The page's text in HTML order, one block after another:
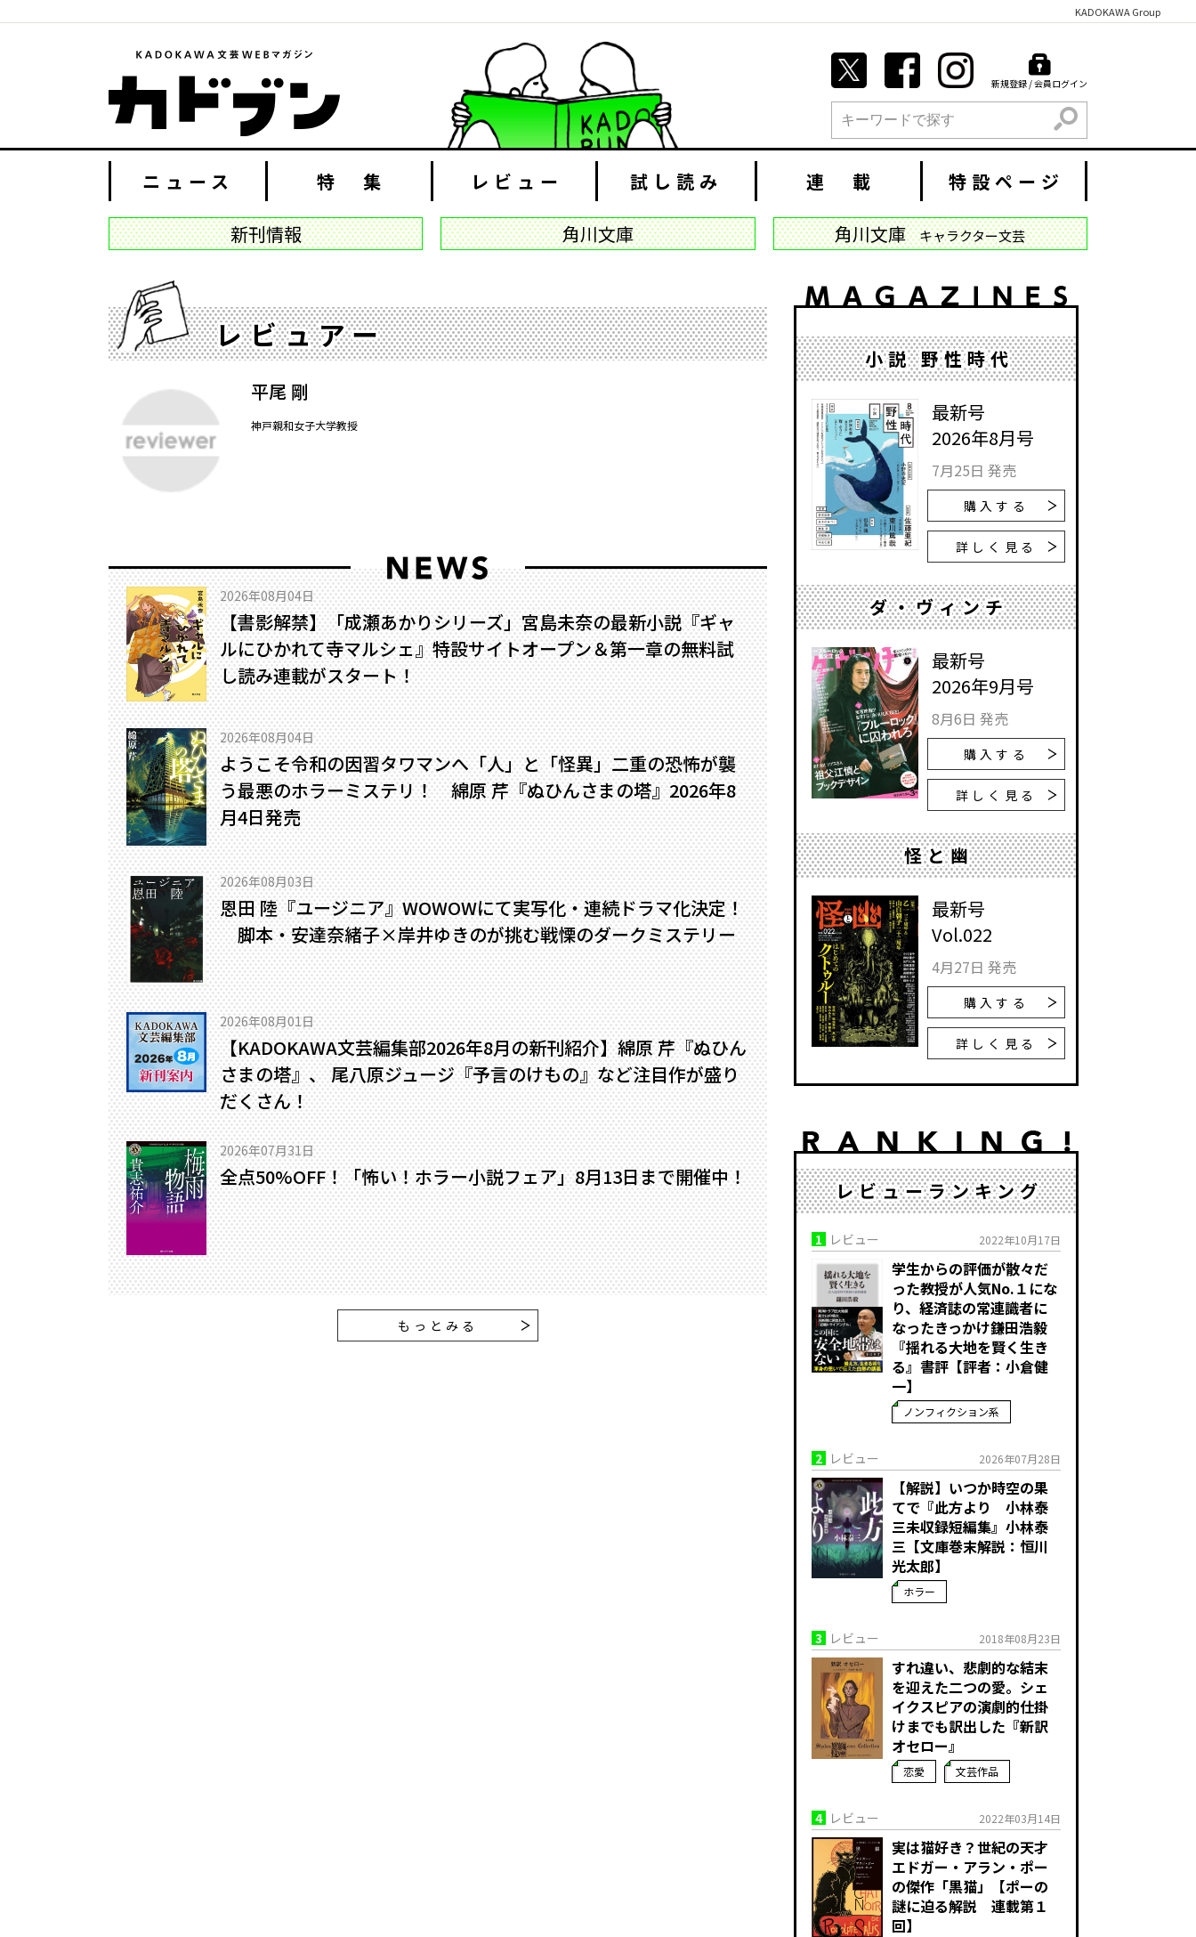
KADOKAWA Group
新規登録 / 会員ログイン
検索
ニュース 特 集 レビュー 試し読み 連 載 特設ページ
新刊情報 角川文庫 角川文庫 キャラクター文芸
レビュアー
平尾 剛
神戸親和女子大学教授
2026年08月04日
【書影解禁】「成瀬あかりシリーズ」宮島未奈の最新小説『ギャ
ルにひかれて寺マルシェ』特設サイトオープン＆第一章の無料試
し読み連載がスタート！
2026年08月04日
ようこそ令和の因習タワマンへ――「人」と「怪異」二重の恐怖が襲
う最悪のホラーミステリ！ 綿原 芹『ぬひんさまの塔』2026年8
月4日発売
2026年08月03日
恩田 陸『ユージニア』WOWOWにて実写化・連続ドラマ化決定！
脚本・安達奈緒子×岸井ゆきのが挑む戦慄のダークミステリー
2026年08月01日
【KADOKAWA文芸編集部2026年8月の新刊紹介】綿原 芹『ぬひん
さまの塔』、 尾八原ジュージ『予言のけもの』など注目作が盛り
だくさん！
2026年07月31日
全点50%OFF！「怖い！ホラー小説フェア」8月13日まで開催中！
もっとみる
小説 野性時代
最新号
2026年8月号
7月25日 発売
購入する
詳しく見る
ダ・ヴィンチ
最新号
2026年9月号
8月6日 発売
購入する
詳しく見る
怪と幽
最新号
Vol.022
4月27日 発売
購入する
詳しく見る
レビューランキング
1 レビュー 2022年10月17日
学生からの評価が散々だ
った教授が人気No.１にな
り、経済誌の常連識者に
なったきっかけ――鎌田浩毅
『揺れる大地を賢く生き
る』書評【評者：小倉健
一】
ノンフィクション系
2 レビュー 2026年07月28日
【解説】いつか時空の果
てで――『此方より 小林泰
三未収録短編集』小林泰
三【文庫巻末解説：恒川
光太郎】
ホラー
3 レビュー 2018年08月23日
すれ違い、悲劇的な結末
を迎えた二つの愛。シェ
イクスピアの演劇的仕掛
けまでも訳出した『新訳
オセロー』
恋愛 文芸作品
4 レビュー 2022年03月14日
実は猫好き？世紀の天才
エドガー・アラン・ポー
の傑作「黒猫」【ポーの
謎に迫る解説 連載第１
回】